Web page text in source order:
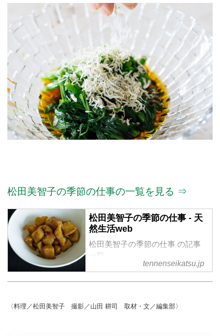
松田美智子の季節の仕事の一覧を見る ⇒
松田美智子の季節の仕事 - 天
然生活web
松田美智子の季節の仕事 の記事
一覧
tennenseikatsu.jp
〈料理／松田美智子 撮影／山田 耕司 取材・文／編集部〉